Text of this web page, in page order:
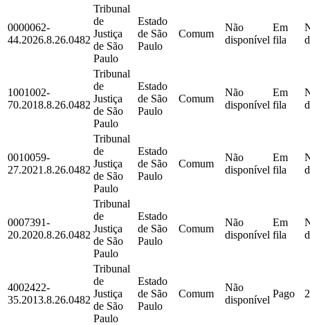
0000062-
44.2026.8.26.0482
Tribunal
de
Justiça
de São
Paulo
Estado
de São
Paulo
Comum
Não
disponível
Em
fila
1001002-
70.2018.8.26.0482
Tribunal
de
Justiça
de São
Paulo
Estado
de São
Paulo
Comum
Não
disponível
Em
fila
0010059-
27.2021.8.26.0482
Tribunal
de
Justiça
de São
Paulo
Estado
de São
Paulo
Comum
Não
disponível
Em
fila
0007391-
20.2020.8.26.0482
Tribunal
de
Justiça
de São
Paulo
Estado
de São
Paulo
Comum
Não
disponível
Em
fila
4002422-
35.2013.8.26.0482
Tribunal
de
Justiça
de São
Paulo
Estado
de São
Paulo
Comum
Não
disponível
Pago